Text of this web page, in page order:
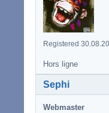
Registered
Hors ligne
Sephi
Webmaster